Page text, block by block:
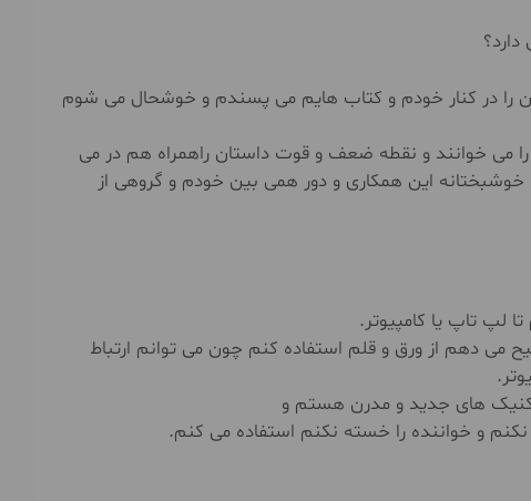
را در کنار خودم و کتاب هایم می پسندم و خوشحال می شوم
می خوانند و نقطه ضعف و قوت داستان راهمراه هم در می
این همکاری و دور همی بین خودم و گروهی از
لپ تاپ یا کامپیوتر.
می دهم از ورق و قلم استفاده کنم چون می توانم ارتباط
تکنیک های جدید و مدرن هستم و
و خواننده را خسته نکنم استفاده می کنم.